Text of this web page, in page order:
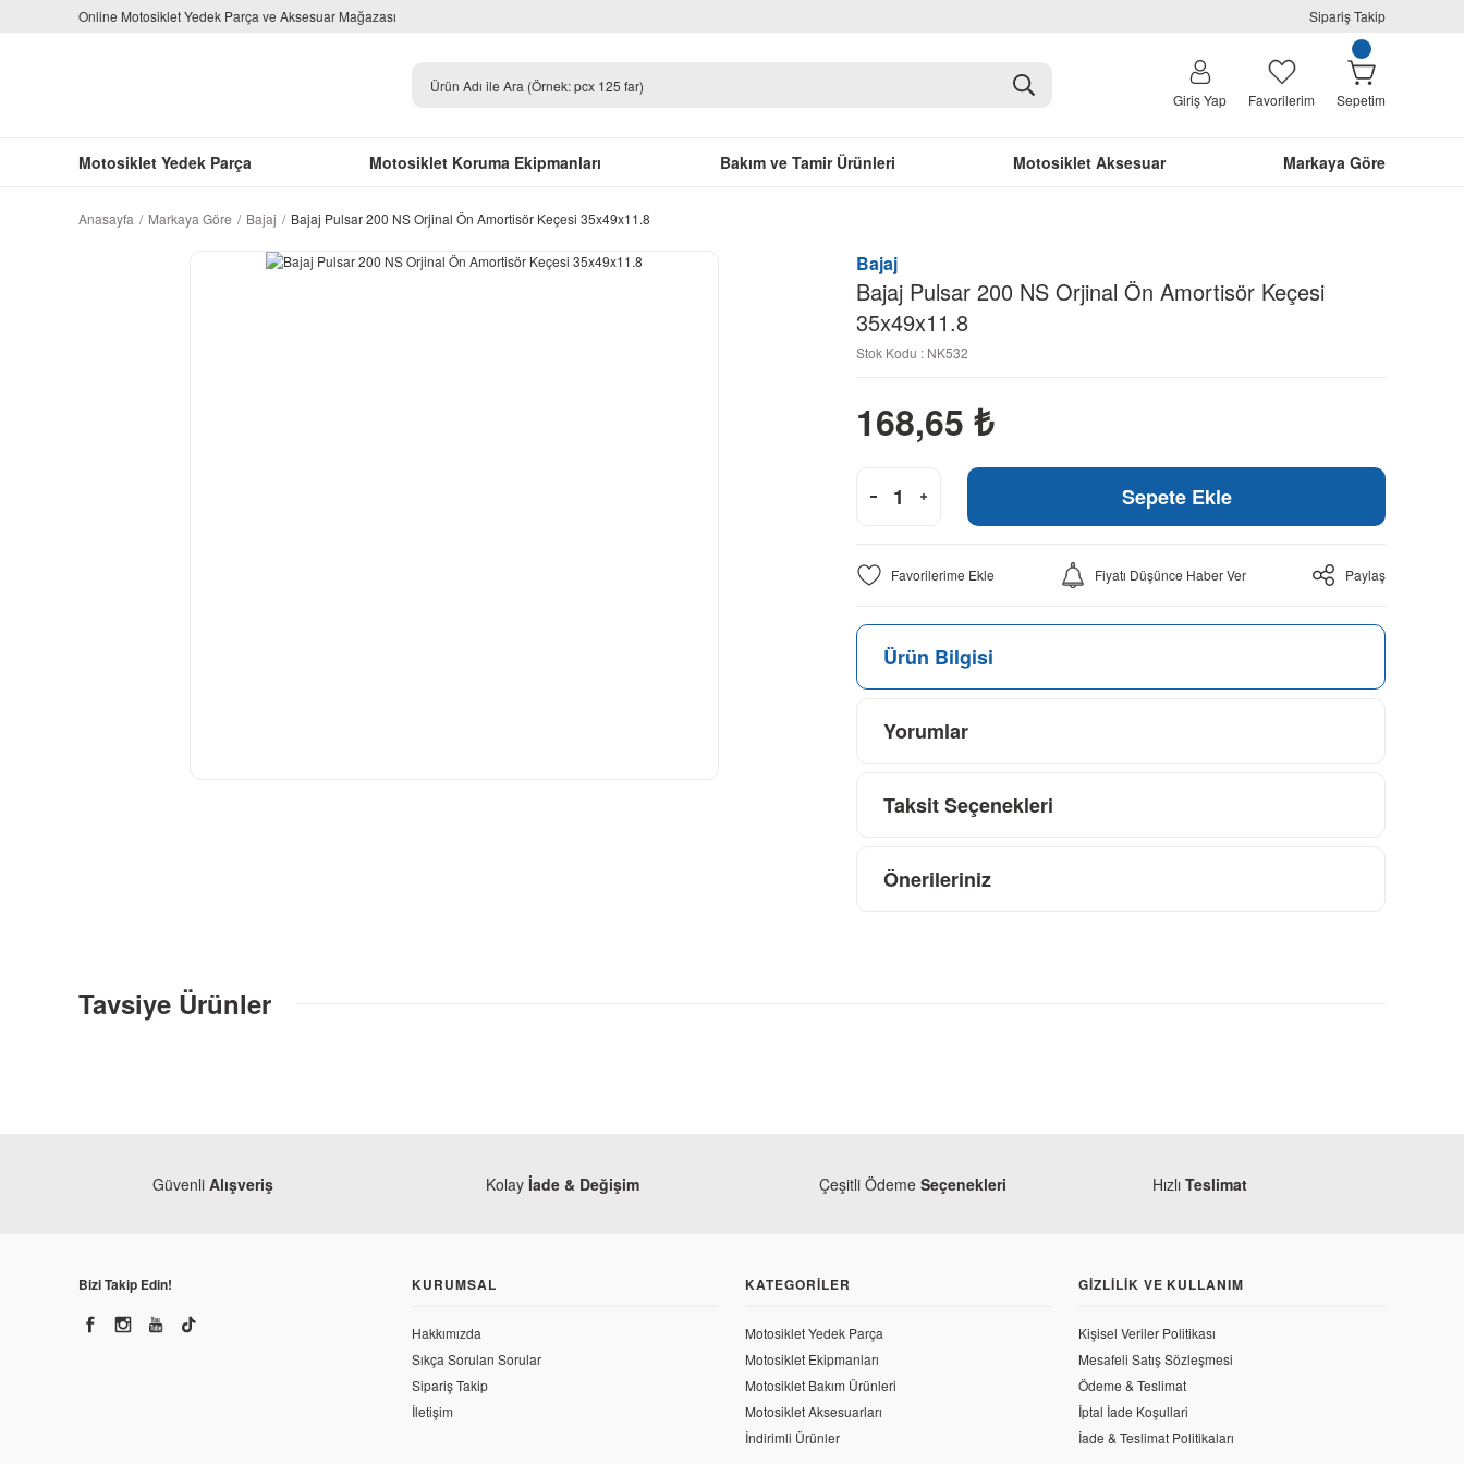
Online Motosiklet Yedek Parça ve Aksesuar Mağazası Sipariş Takip
Giriş Yap Favorilerim Sepetim
Motosiklet Yedek Parça Motosiklet Koruma Ekipmanları Bakım ve Tamir Ürünleri Motosiklet Aksesuar Markaya Göre
Anasayfa Markaya Göre Bajaj Bajaj Pulsar 200 NS Orjinal Ön Amortisör Keçesi 35x49x11.8
Bajaj
Bajaj Pulsar 200 NS Orjinal Ön Amortisör Keçesi
35x49x11.8
Stok Kodu : NK532
168,65 ₺
Sepete Ekle
Fiyatı Düşünce Haber Ver Paylaş
Ürün Bilgisi
Yorumlar
Taksit Seçenekleri
Önerileriniz
Tavsiye Ürünler
Bajaj Pulsar 200 NS Arka Fren Pedal Burcu
Bajaj Pulsar 200 NS 10*18*5 Keçe
Güvenli Alışveriş Kolay İade & Değişim Çeşitli Ödeme Seçenekleri Hızlı Teslimat
Bizi Takip Edin! KURUMSAL
Hakkımızda
Sıkça Sorulan Sorular
Sipariş Takip
İletişim
KATEGORILER
Motosiklet Yedek Parça
Motosiklet Ekipmanları
Motosiklet Bakım Ürünleri
Motosiklet Aksesuarları
İndirimli Ürünler
GIZLILIK VE KULLANIM
Kişisel Veriler Politikası
Mesafeli Satış Sözleşmesi
Ödeme & Teslimat
İptal İade Koşullari
İade & Teslimat Politikaları